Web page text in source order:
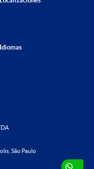
Idiomas
São Paulo